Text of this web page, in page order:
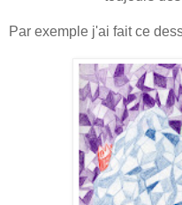
Par exemple j'ai fait ce